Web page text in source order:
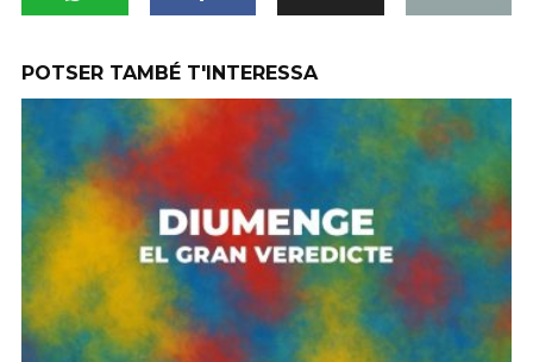
POTSER TAMBÉ T'INTERESSA